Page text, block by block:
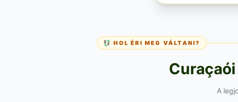
💱 HOL ÉRI MEG VÁLTANI?
A